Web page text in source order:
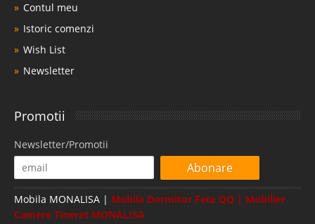
Contul meu
Istoric comenzi
Wish List
Newsletter
Promotii
Newsletter/Promotii
Abonare
Mobila MONALISA | Mobila Dormitor Fete QQ | Mobilier
Camere Tineret MONALISA